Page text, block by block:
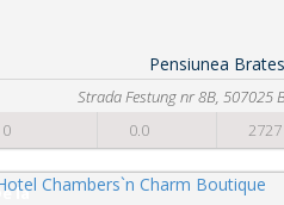
Pensiunea
Str. Gen. Mosoiu, nr. 367A,
De la